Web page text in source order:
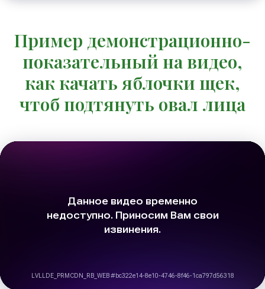
Пример демонстрационно-
показательный на видео,
как качать яблочки щек,
чтоб подтянуть овал лица